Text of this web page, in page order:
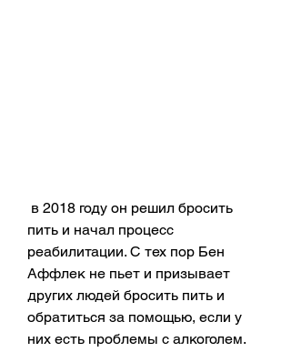
пить и начал процесс
реабилитации. С тех пор Бен
Аффлек не пьет и призывает
других людей бросить пить и
обратиться за помощью, если у
них есть проблемы с алкоголем.